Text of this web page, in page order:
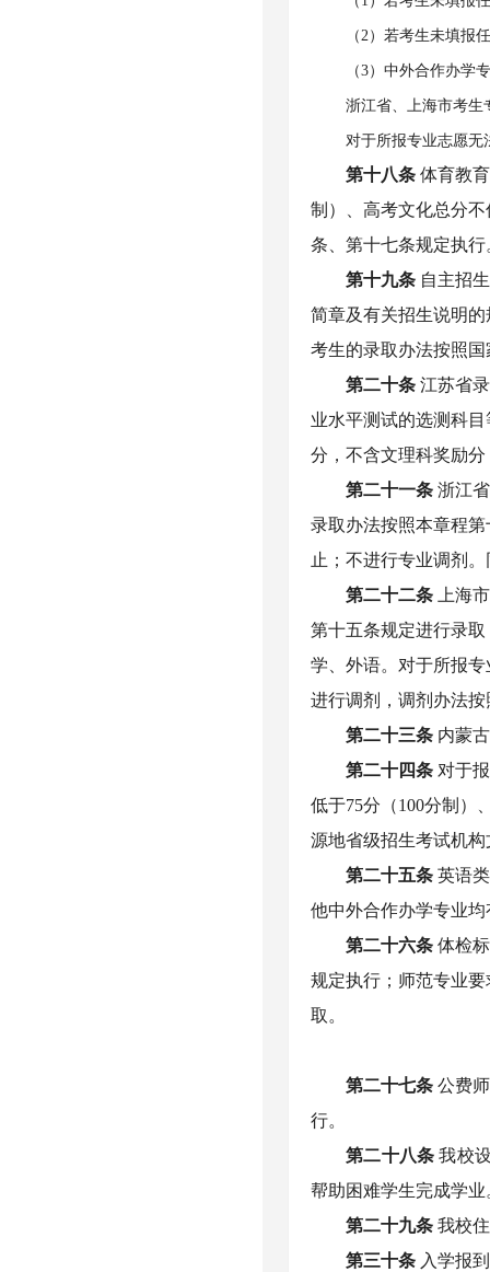
（2）若考生未填报
（3）中外合作办学
浙江省、上海市考生
对于所报专业志愿无
第十八条 体育教
制）、高考文化总分
条、第十七条规定执行
第十九条 自主招
简章及有关招生说明
考生的录取办法按照
第二十条 江苏省
业水平测试的选测科
分，不含文理科奖励
第二十一条 浙江
录取办法按照本章程
止；不进行专业调剂
第二十二条
上海
第十五条规定进行录
学、外语。对于所报
进行调剂，调剂办法
第二十三条 内蒙
第二十四条 对于
低于75分（100分制）
源地省级招生考试机
第二十五条 英语
他中外合作办学专业
第二十六条 体检
规定执行；师范专业
取。
第二十七条 公费
行。
第二十八条 我校
帮助困难学生完成学业
第二十九条 我校
第三十条 入学报